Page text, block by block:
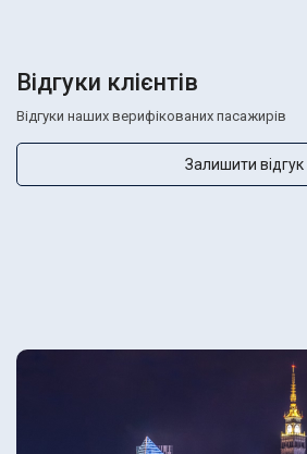
Відгуки клієнтів
Відгуки наших верифікованих пасажирів
Залишити відгук